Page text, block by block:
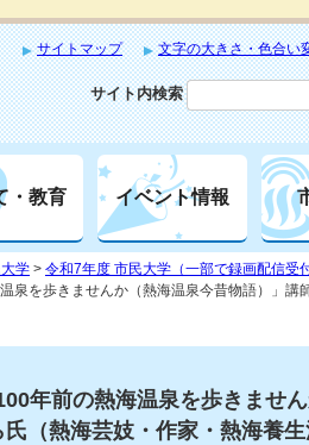
サイトマップ 文字の大きさ・色合い
サイト内検索
・教育 イベント情報
学 > 令和7年度 市民大学（一部で録画配信受
泉を歩きませんか（熱海温泉今昔物語）」
年前の熱海温泉を歩きませ
（熱海芸妓・作家・熱海養